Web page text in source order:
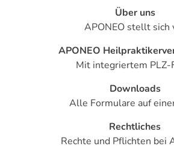
Über uns
APONEO stellt sich
APONEO
Mit integriertem
Downloads
Alle Formulare auf
Rechtliches
Rechte und Pflichten bei